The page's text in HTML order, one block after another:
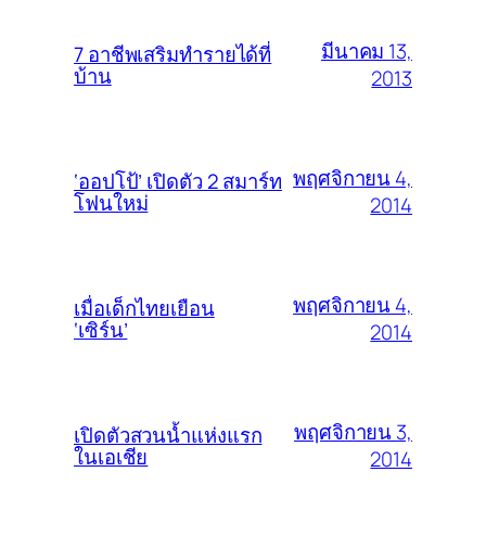
7 อาชีพเสริมทำรายได้ที่
บ้าน
มีนาคม 13,
2013
‘ออปโป้’ เปิดตัว 2 สมาร์ท
โฟนใหม่
พฤศจิกายน 4,
2014
เมื่อเด็กไทยเยือน
‘เซิร์น’
พฤศจิกายน 4,
2014
เปิดตัวสวนน้ำแห่งแรก
ในเอเชีย
พฤศจิกายน 3,
2014